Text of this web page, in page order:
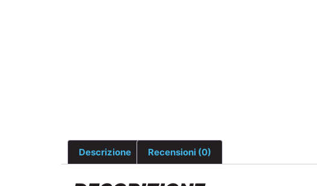
Descrizione Recensioni (0)